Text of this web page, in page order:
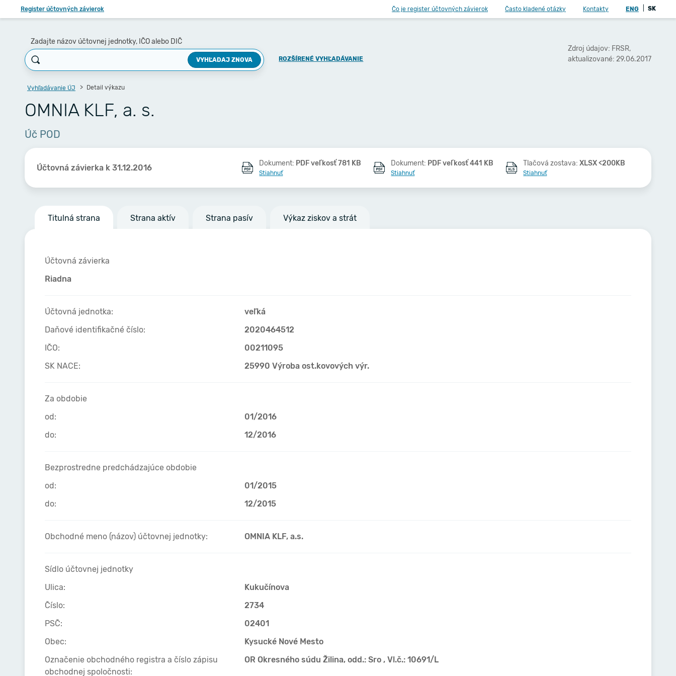
Register účtovných závierok Čo je register účtovných závierok Často kladené otázky Kontakty ENG SK
Zadajte názov účtovnej jednotky, IČO alebo DIČ
VYHĽADAJ ZNOVA ROZŠÍRENÉ VYHĽADÁVANIE
Zdroj údajov: FRSR,
aktualizované: 29.06.2017
Vyhľadávanie ÚJ Detail výkazu
OMNIA KLF, a. s.
Úč POD
Účtovná závierka k 31.12.2016 Dokument: PDF veľkosť 781 KB
Stiahnuť
Dokument: PDF veľkosť 441 KB
Stiahnuť
Tlačová zostava:XLSX <200KB
Stiahnuť
Titulná strana Strana aktív Strana pasív Výkaz ziskov a strát
Účtovná závierka
Riadna
Účtovná jednotka:
veľká
Daňové identifikačné číslo:
2020464512
IČO:
00211095
SK NACE:
25990 Výroba ost.kovových výr.
Za obdobie
od:
01/2016
do:
12/2016
Bezprostredne predchádzajúce obdobie
od:
01/2015
do:
12/2015
Obchodné meno (názov) účtovnej jednotky: OMNIA KLF, a.s.
Sídlo účtovnej jednotky
Ulica:
Kukučínova
Číslo:
2734
PSČ:
02401
Obec:
Kysucké Nové Mesto
Označenie obchodného registra a číslo zápisu
obchodnej spoločnosti:
OR Okresného súdu Žilina, odd.: Sro , Vl.č.: 10691/L